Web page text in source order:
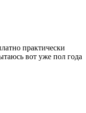
практически
вот уже пол года